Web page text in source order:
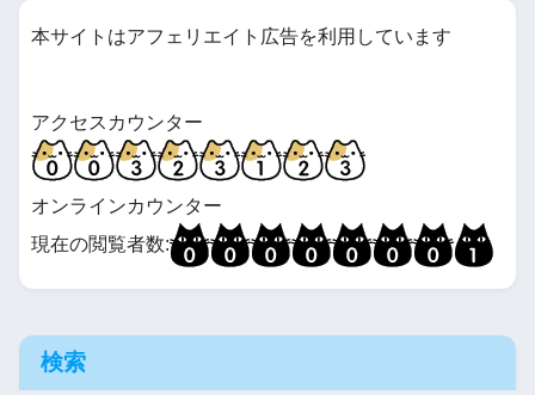
本サイトはアフェリエイト広告を利用しています
アクセスカウンター
オンラインカウンター
現在の閲覧者数:
検索